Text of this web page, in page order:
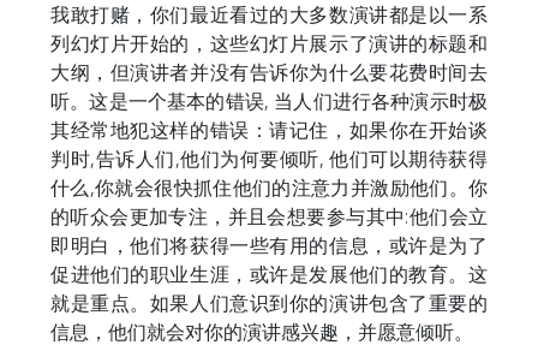
我敢打赌，你们最近看过的大多数演讲都是以一系
列幻灯片开始的，这些幻灯片展示了演讲的标题和
大纲，但演讲者并没有告诉你为什么要花费时间去
听。这是一个基本的错误, 当人们进行各种演示时极
其经常地犯这样的错误：请记住，如果你在开始谈
判时,告诉人们,他们为何要倾听, 他们可以期待获得
什么,你就会很快抓住他们的注意力并激励他们。你
的听众会更加专注，并且会想要参与其中:他们会立
即明白，他们将获得一些有用的信息，或许是为了
促进他们的职业生涯，或许是发展他们的教育。这
就是重点。如果人们意识到你的演讲包含了重要的
信息，他们就会对你的演讲感兴趣，并愿意倾听。